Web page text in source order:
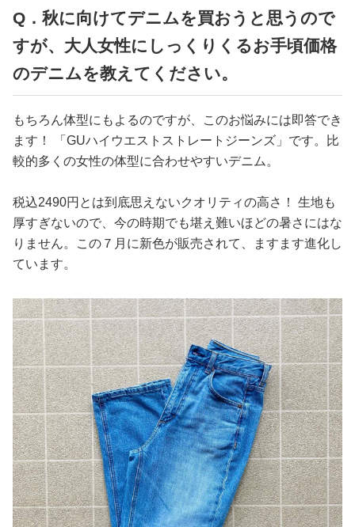
Q．秋に向けてデニムを買おうと思うので
すが、大人女性にしっくりくるお手頃価格
のデニムを教えてください。
もちろん体型にもよるのですが、このお悩みには即答でき
ます！ 「GUハイウエストストレートジーンズ」です。比
較的多くの女性の体型に合わせやすいデニム。
税込2490円とは到底思えないクオリティの高さ！ 生地も
厚すぎないので、今の時期でも堪え難いほどの暑さにはな
りません。この７月に新色が販売されて、ますます進化し
ています。